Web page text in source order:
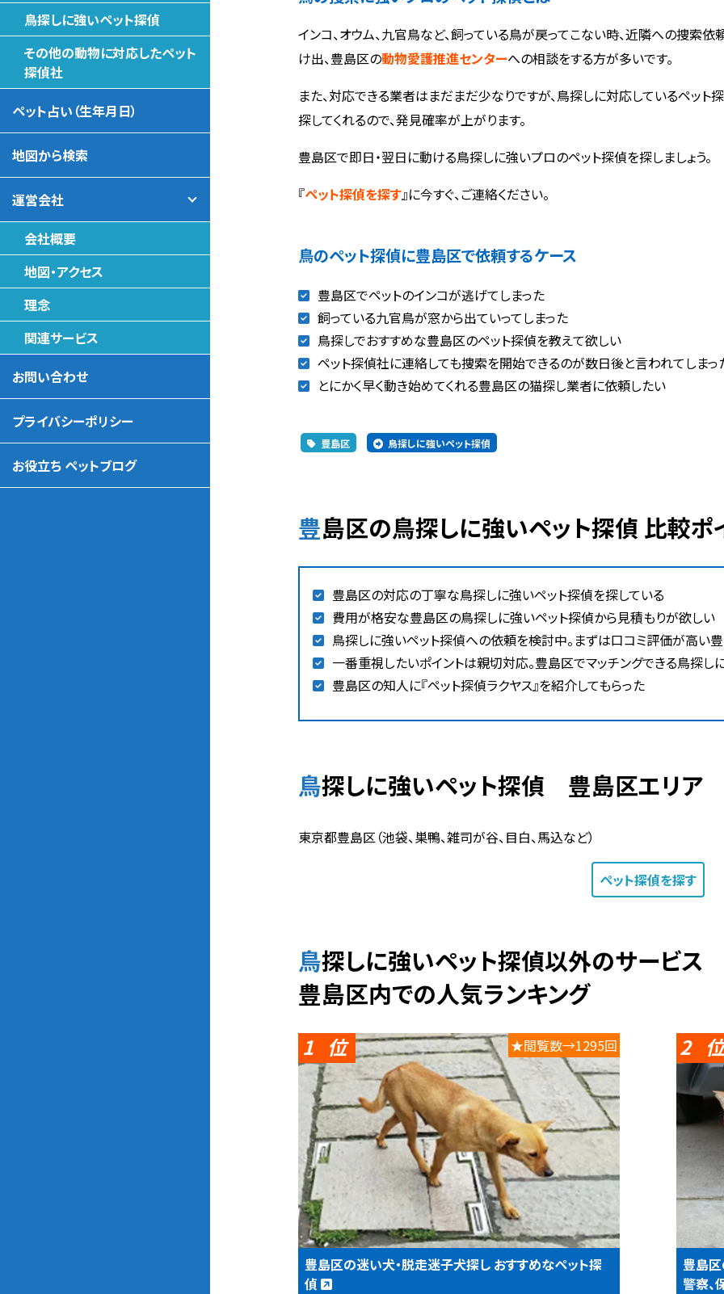
インコ、オウム、九官鳥など、飼っている鳥が戻ってこない時、近隣への捜索
け出、豊島区の動物愛護推進センターへの相談をする方が多いです。
また、対応できる業者はまだまだ少なりですが、鳥探しに対応しているペット
探してくれるので、発見確率が上がります。
豊島区で即日・翌日に動ける鳥探しに強いプロのペット探偵を探しましょう。
『ペット探偵を探す』に今すぐ、ご連絡ください。
鳥のペット探偵に豊島区で依頼するケース
豊島区でペットのインコが逃げてしまった
飼っている九官鳥が窓から出ていってしまった
鳥探しでおすすめな豊島区のペット探偵を教えて欲しい
ペット探偵社に連絡しても捜索を開始できるのが数日後と言われてしまっ
とにかく早く動き始めてくれる豊島区の猫探し業者に依頼したい
豊島区 鳥探しに強いペット探偵
豊島区の鳥探しに強いペット探偵 比較ポ
豊島区の対応の丁寧な鳥探しに強いペット探偵を探している
費用が格安な豊島区の鳥探しに強いペット探偵から見積もりが欲しい
鳥探しに強いペット探偵への依頼を検討中。まずは口コミ評価が高い
一番重視したいポイントは親切対応。豊島区でマッチングできる鳥探し
豊島区の知人に『ペット探偵ラクヤス』を紹介してもらった
鳥探しに強いペット探偵 豊島区エリア
東京都豊島区（池袋、巣鴨、雑司が谷、目白、馬込など）
ペット探偵を探す
鳥探しに強いペット探偵以外のサービス
豊島区内での人気ランキング
1 ★閲覧数→1295回
豊島区の迷い犬・脱走迷子犬探し おすすめなペット探
偵
2
豊島
警察、
鳥探しに強いペット探偵
その他の動物に対応したペット
探偵社
ペット占い（生年月日）
地図から検索
運営会社
会社概要
地図・アクセス
理念
関連サービス
お問い合わせ
プライバシーポリシー
お役立ち ペットブログ